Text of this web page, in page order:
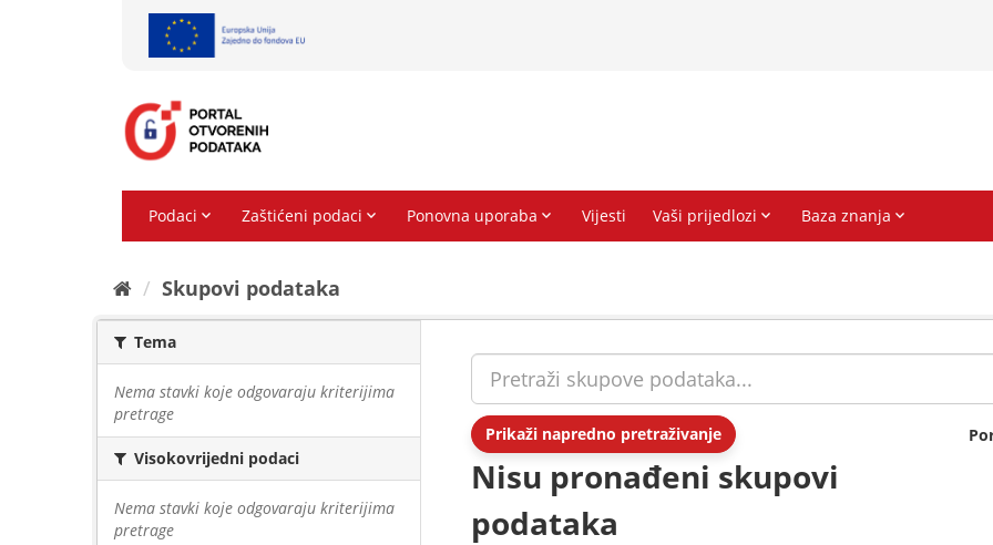
Skupovi podаtаkа
Tema
Nema stavki koje odgovaraju kriterijima
pretrage
Visokovrijedni podaci
Nema stavki koje odgovaraju kriterijima
pretrage
Prikaži napredno pretraživanje
Nisu pronađeni skupovi
podataka